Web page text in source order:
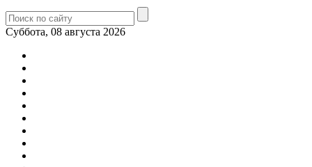
Суббота, 08 августа 2026